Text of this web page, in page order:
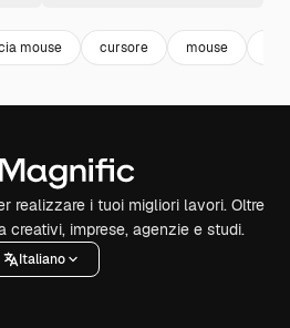
mouse cursore mouse
realizzare i tuoi migliori lavori. Oltre
creativi, imprese, agenzie e studi.
Italiano